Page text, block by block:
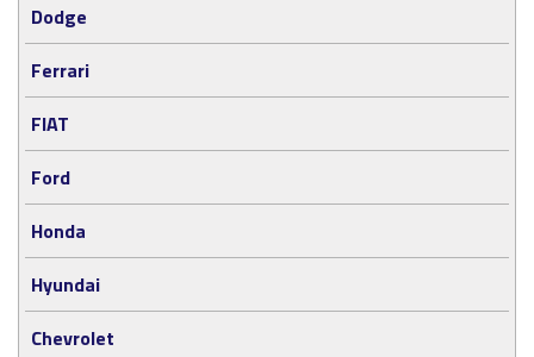
Dodge
Ferrari
FIAT
Ford
Honda
Hyundai
Chevrolet